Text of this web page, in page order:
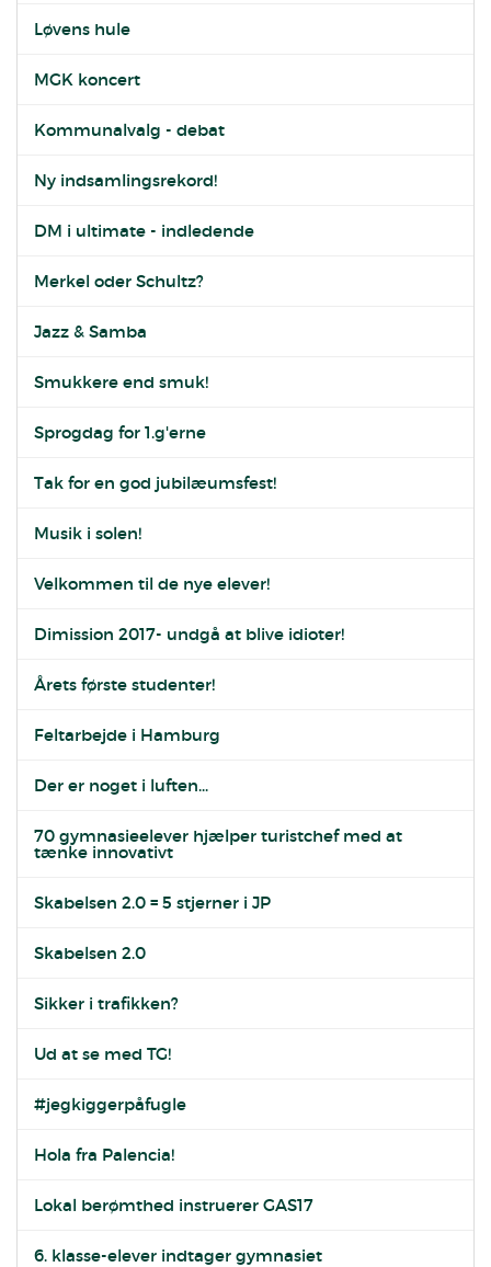
Løvens hule
MGK koncert
Kommunalvalg - debat
Ny indsamlingsrekord!
DM i ultimate - indledende
Merkel oder Schultz?
Jazz & Samba
Smukkere end smuk!
Sprogdag for 1.g'erne
Tak for en god jubilæumsfest!
Musik i solen!
Velkommen til de nye elever!
Dimission 2017- undgå at blive idioter!
Årets første studenter!
Feltarbejde i Hamburg
Der er noget i luften...
70 gymnasieelever hjælper turistchef med at
tænke innovativt
Skabelsen 2.0 = 5 stjerner i JP
Skabelsen 2.0
Sikker i trafikken?
Ud at se med TG!
#jegkiggerpåfugle
Hola fra Palencia!
Lokal berømthed instruerer GAS17
6. klasse-elever indtager gymnasiet